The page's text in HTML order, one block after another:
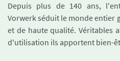
Depuis plus de 140 ans,
Vorwerk séduit le monde entier
et de haute qualité. Véritables
d'utilisation ils apportent bien-